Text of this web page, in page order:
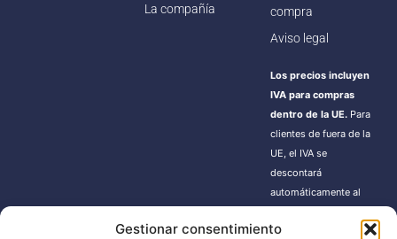
Gestionar consentimiento
La compañía
compra
Aviso legal
Los precios incluyen
IVA para compras
dentro de la UE. Para
clientes de fuera de la
UE, el IVA se
descontará
automáticamente al
Estos pedidos pueden